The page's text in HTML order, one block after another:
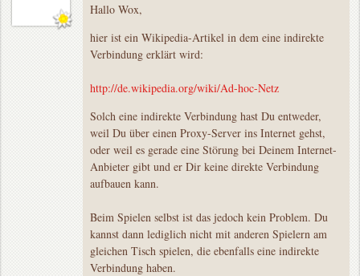
Hallo Wox,
hier ist ein Wikipedia-Artikel in dem eine indirekte
Verbindung erklärt wird:
http://de.wikipedia.org/wiki/Ad-hoc-Netz
Solch eine indirekte Verbindung hast Du entweder,
weil Du über einen Proxy-Server ins Internet gehst,
oder weil es gerade eine Störung bei Deinem Internet-
Anbieter gibt und er Dir keine direkte Verbindung
aufbauen kann.
Beim Spielen selbst ist das jedoch kein Problem. Du
kannst dann lediglich nicht mit anderen Spielern am
gleichen Tisch spielen, die ebenfalls eine indirekte
Verbindung haben.